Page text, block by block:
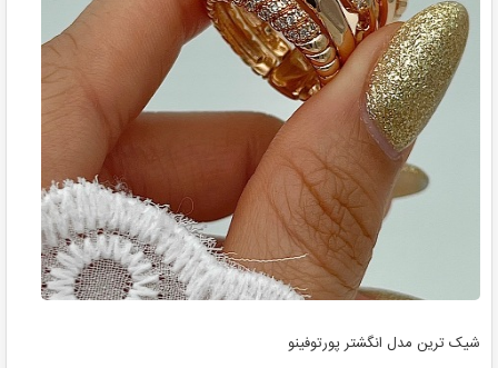
شیک ترین مدل انگشتر پورتوفینو